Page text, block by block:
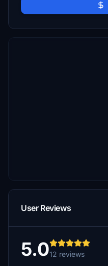
User Reviews
5.012 reviews